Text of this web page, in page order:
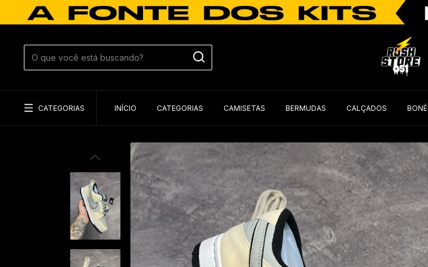
CATEGORIAS INÍCIO CATEGORIAS CAMISETAS BERMUDAS CALÇADOS